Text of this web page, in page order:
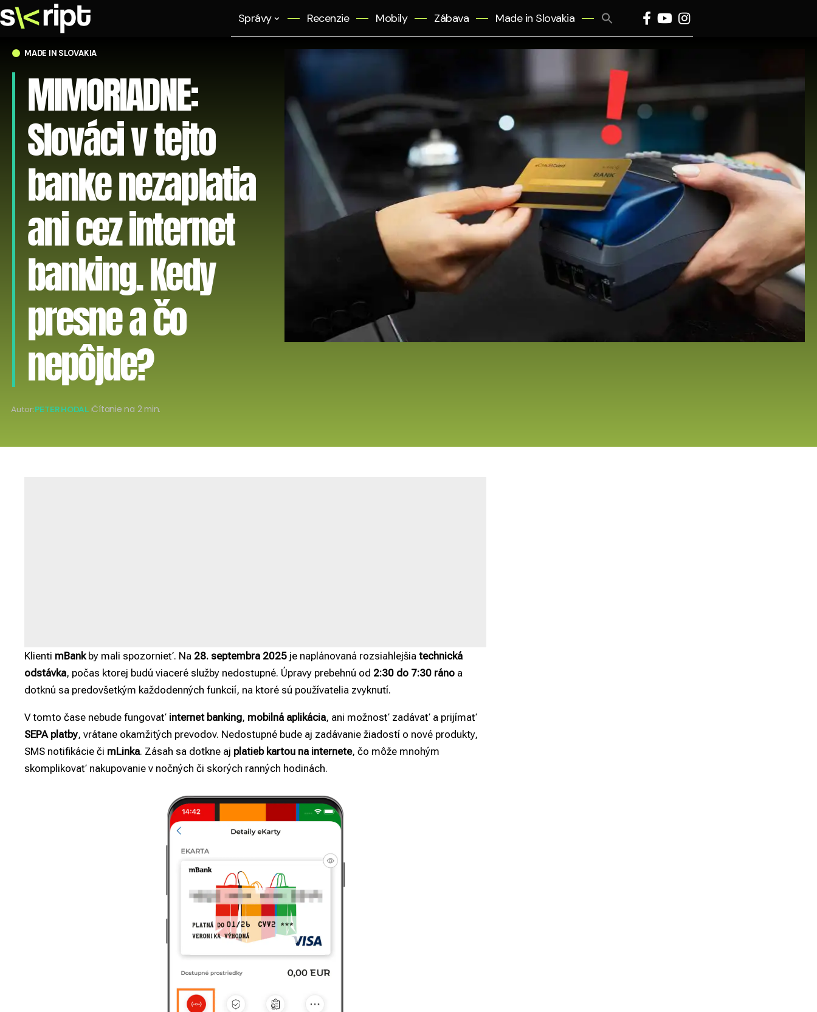
Správy Recenzie Mobily Zábava Made in Slovakia
Search
MADE IN SLOVAKIA
MIMORIADNE:
Slováci v tejto
banke nezaplatia
ani cez internet
banking. Kedy
presne a čo
nepôjde?
Autor:PETER HODAL Čítanie na 2 min.
Klienti mBank by mali spozornieť. Na 28. septembra 2025 je naplánovaná rozsiahlejšia technická
odstávka, počas ktorej budú viaceré služby nedostupné. Úpravy prebehnú od 2:30 do 7:30 ráno a
dotknú sa predovšetkým každodenných funkcií, na ktoré sú používatelia zvyknutí.
V tomto čase nebude fungovať internet banking, mobilná aplikácia, ani možnosť zadávať a prijímať
SEPA platby, vrátane okamžitých prevodov. Nedostupné bude aj zadávanie žiadostí o nové produkty,
SMS notifikácie či mLinka. Zásah sa dotkne aj platieb kartou na internete, čo môže mnohým
skomplikovať nakupovanie v nočných či skorých ranných hodinách.